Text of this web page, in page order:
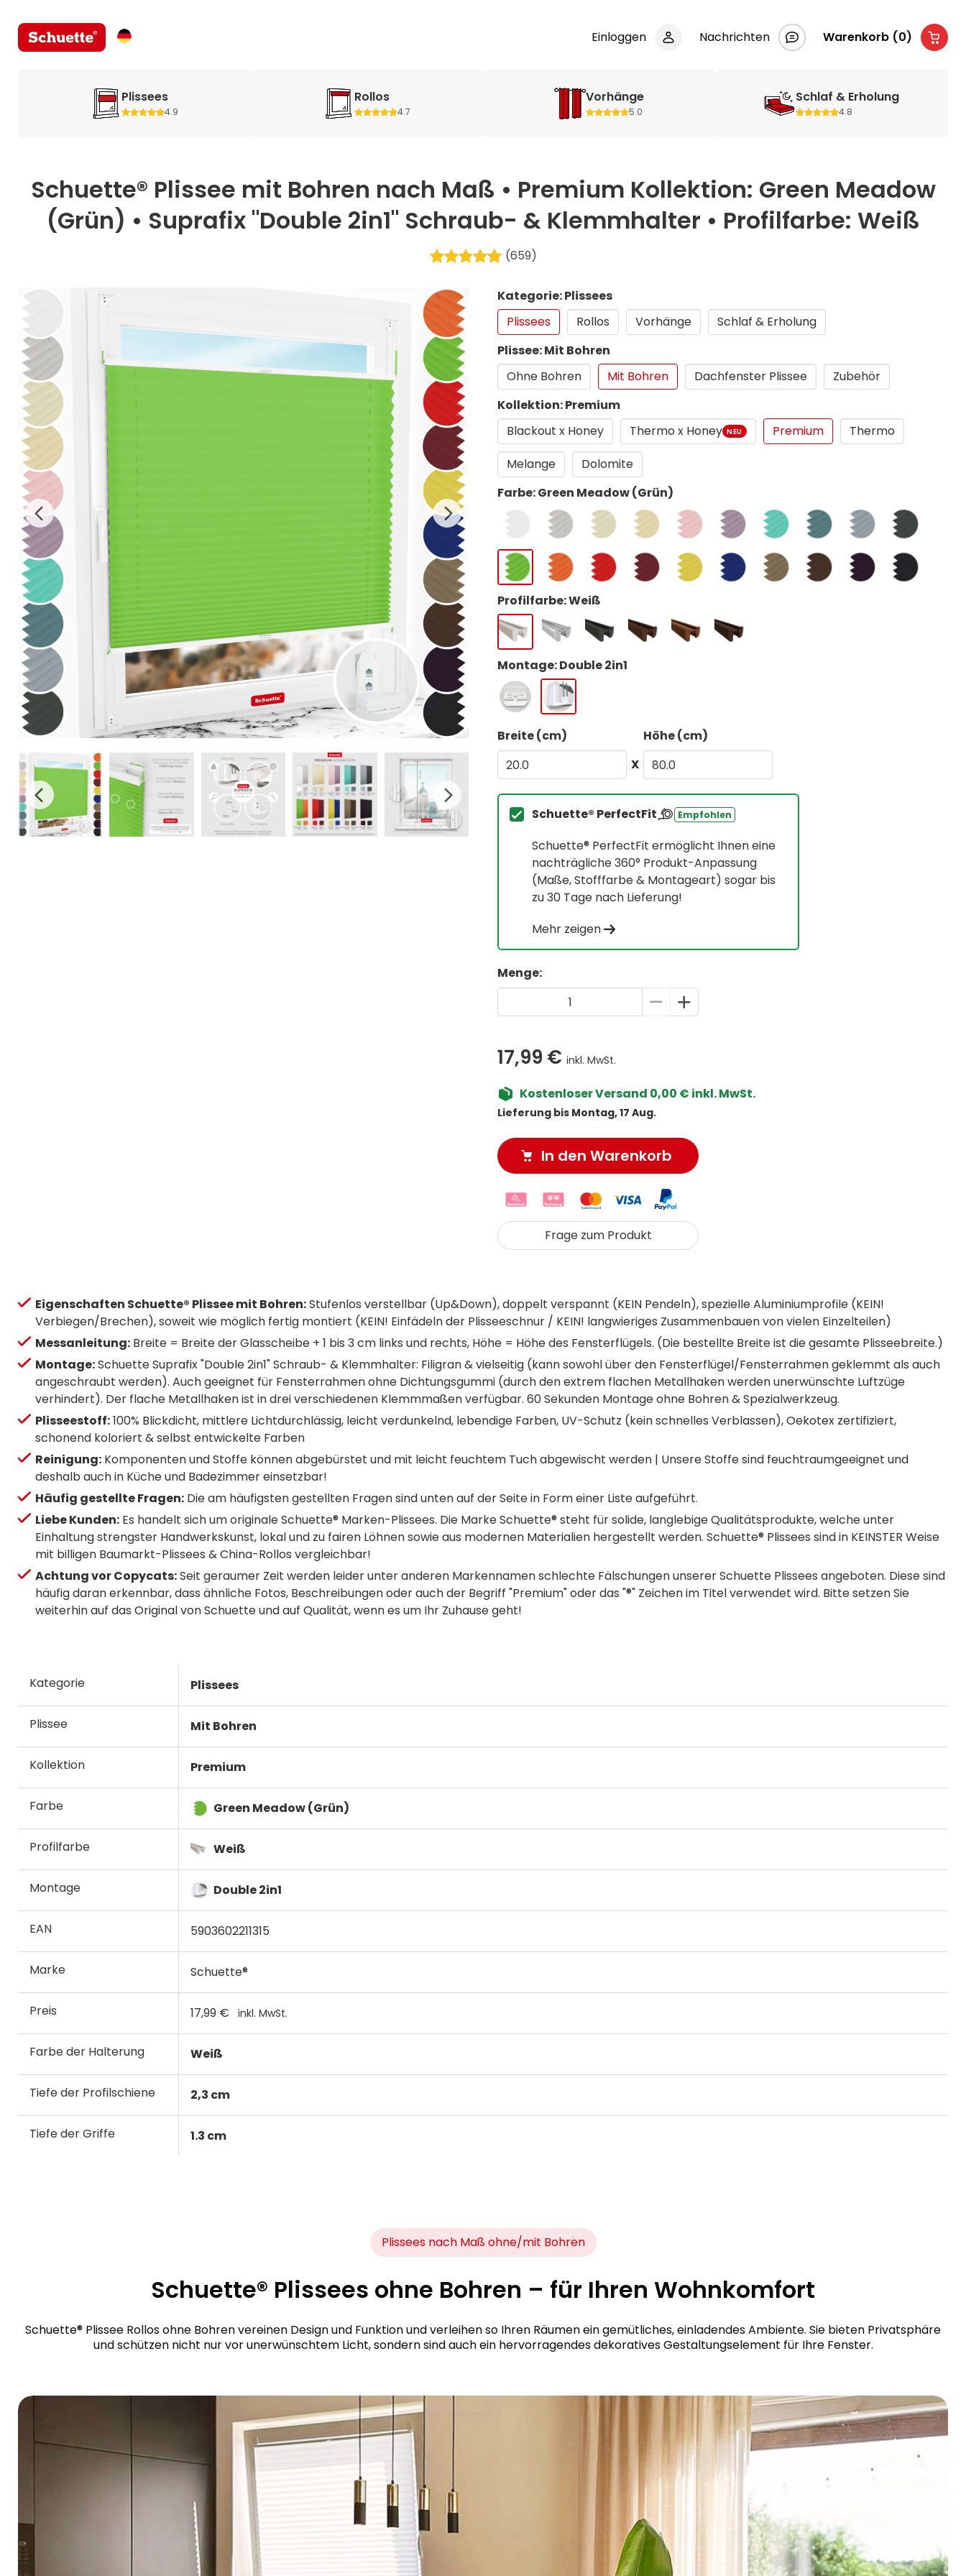
Einloggen Nachrichten Warenkorb (0)
Plissees
4.9
Rollos
4.7
Vorhänge
5.0
Schlaf & Erholung
4.8
Schuette® Plissee mit Bohren nach Maß • Premium Kollektion: Green Meadow
(Grün) • Suprafix "Double 2in1" Schraub- & Klemmhalter • Profilfarbe: Weiß
(659)
Kategorie: Plissees
Plissees
Rollos Vorhänge
Schlaf & Erholung
Plissee: Mit Bohren
Ohne Bohren
Mit Bohren Dachfenster Plissee
Zubehör
Kollektion: Premium
Blackout x Honey
Thermo x Honey NEU Premium
Thermo
Melange
Dolomite
Farbe: Green Meadow (Grün)
Profilfarbe: Weiß
Montage: Double 2in1
Breite (cm)
X
Höhe (cm)
Schuette® PerfectFit Empfohlen
Schuette® PerfectFit ermöglicht Ihnen eine
nachträgliche 360° Produkt-Anpassung
(Maße, Stofffarbe & Montageart) sogar bis
zu 30 Tage nach Lieferung!
Mehr zeigen
Menge:
17,99 € inkl. MwSt.
Kostenloser Versand 0,00 € inkl. MwSt.
Lieferung bis Montag, 17 Aug.
In den Warenkorb
Frage zum Produkt
Eigenschaften Schuette® Plissee mit Bohren:Stufenlos verstellbar (Up&Down), doppelt verspannt (KEIN Pendeln), spezielle Aluminiumprofile (KEIN!
Verbiegen/Brechen), soweit wie möglich fertig montiert (KEIN! Einfädeln der Plisseeschnur / KEIN! langwieriges Zusammenbauen von vielen Einzelteilen)
Messanleitung: Breite = Breite der Glasscheibe + 1 bis 3 cm links und rechts, Höhe = Höhe des Fensterflügels. (Die bestellte Breite ist die gesamte Plisseebreite.)
Montage:Schuette Suprafix "Double 2in1" Schraub- & Klemmhalter: Filigran & vielseitig (kann sowohl über den Fensterflügel/Fensterrahmen geklemmt als auch
angeschraubt werden). Auch geeignet für Fensterrahmen ohne Dichtungsgummi (durch den extrem flachen Metallhaken werden unerwünschte Luftzüge
verhindert). Der flache Metallhaken ist in drei verschiedenen Klemmmaßen verfügbar. 60 Sekunden Montage ohne Bohren & Spezialwerkzeug.
Plisseestoff:100% Blickdicht, mittlere Lichtdurchlässig, leicht verdunkelnd, lebendige Farben, UV-Schutz (kein schnelles Verblassen), Oekotex zertifiziert,
schonend koloriert & selbst entwickelte Farben
Reinigung: Komponenten und Stoffe können abgebürstet und mit leicht feuchtem Tuch abgewischt werden | Unsere Stoffe sind feuchtraumgeeignet und
deshalb auch in Küche und Badezimmer einsetzbar!
Häufig gestellte Fragen: Die am häufigsten gestellten Fragen sind unten auf der Seite in Form einer Liste aufgeführt.
Liebe Kunden: Es handelt sich um originale Schuette® Marken-Plissees. Die Marke Schuette® steht für solide, langlebige Qualitätsprodukte, welche unter
Einhaltung strengster Handwerkskunst, lokal und zu fairen Löhnen sowie aus modernen Materialien hergestellt werden. Schuette® Plissees sind in KEINSTER Weise
mit billigen Baumarkt-Plissees & China-Rollos vergleichbar!
Achtung vor Copycats:Seit geraumer Zeit werden leider unter anderen Markennamen schlechte Fälschungen unserer Schuette Plissees angeboten. Diese sind
häufig daran erkennbar, dass ähnliche Fotos, Beschreibungen oder auch der Begriff "Premium" oder das "®" Zeichen im Titel verwendet wird. Bitte setzen Sie
weiterhin auf das Original von Schuette und auf Qualität, wenn es um Ihr Zuhause geht!
Kategorie Plissees
Plissee Mit Bohren
Kollektion Premium
Farbe Green Meadow (Grün)
Profilfarbe Weiß
Montage Double 2in1
EAN 5903602211315
Marke Schuette®
Preis 17,99 € inkl. MwSt.
Farbe der Halterung Weiß
Tiefe der Profilschiene 2,3 cm
Tiefe der Griffe 1.3 cm
Plissees nach Maß ohne/mit Bohren
Schuette® Plissees ohne Bohren – für Ihren Wohnkomfort
Schuette® Plissee Rollos ohne Bohren vereinen Design und Funktion und verleihen so Ihren Räumen ein gemütliches, einladendes Ambiente. Sie bieten Privatsphäre
und schützen nicht nur vor unerwünschtem Licht, sondern sind auch ein hervorragendes dekoratives Gestaltungselement für Ihre Fenster.